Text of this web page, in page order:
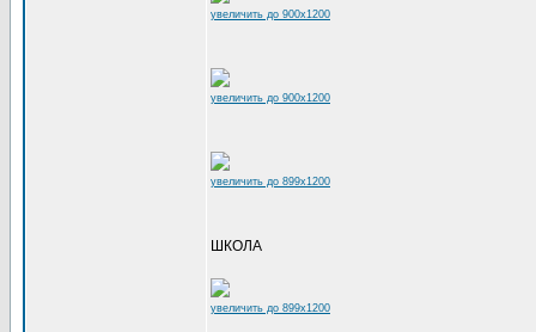
увеличить до 900x1200
увеличить до 900x1200
увеличить до 899x1200
ШКОЛА
увеличить до 899x1200